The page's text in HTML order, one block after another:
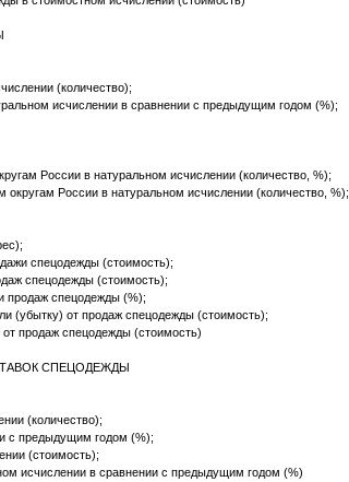
(количество);
исчислении в сравнении с предыдущим годом (%);
России в натуральном исчислении (количество, %);
России в натуральном исчислении (количество, %);
спецодежды (стоимость);
спецодежды (стоимость);
продаж спецодежды (%);
(убытку) от продаж спецодежды (стоимость);
от продаж спецодежды (стоимость)
СПЕЦОДЕЖДЫ
(количество);
с предыдущим годом (%);
(стоимость);
исчислении в сравнении с предыдущим годом (%)